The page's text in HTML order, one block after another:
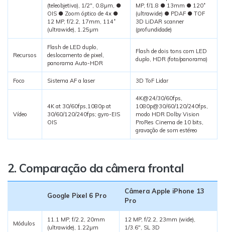
(teleobjetiva), 1/2", 0.8µm, ●
OIS ● Zoom óptico de 4x ●
12 MP, f/2.2, 17mm, 114˚
(ultrawide), 1.25µm
MP, f/1.8 ● 13mm ● 120˚
(ultrawide) ● PDAF ● TOF
3D LiDAR scanner
(profundidade)
Recursos
Flash de LED duplo,
deslocamento de pixel,
panorama Auto-HDR
Flash de dois tons com LED
duplo, HDR (foto/panorama)
Foco Sistema AF a laser 3D ToF Lidar
Vídeo
4K at 30/60fps,1080p at
30/60/120/240fps; gyro-EIS
OIS
4K@24/30/60fps,
1080p@30/60/120/240fps,
modo HDR Dolby Vision
ProRes Cinema de 10 bits,
gravação de som estéreo
2. Comparação da câmera frontal
Google Pixel 6 Pro
Câmera Apple iPhone 13
Pro
Módulos
11.1 MP, f/2.2, 20mm
(ultrawide), 1.22µm
12 MP, f/2.2, 23mm (wide),
1/3.6", SL 3D